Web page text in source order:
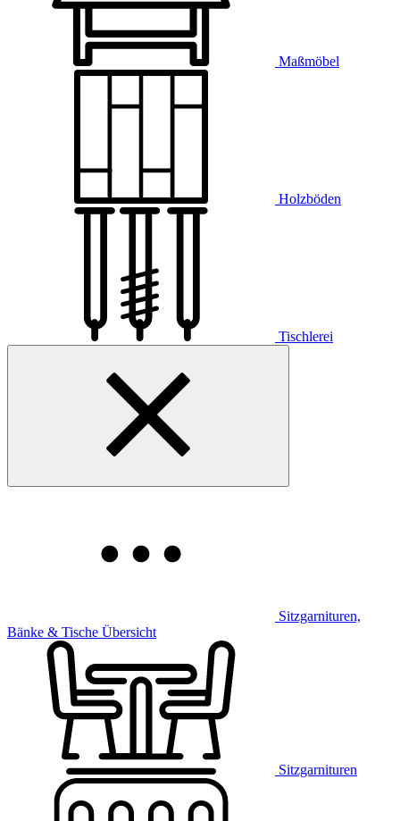
Maßmöbel
Holzböden
Tischlerei
Sitzgarnituren,
Bänke & Tische Übersicht
Sitzgarnituren